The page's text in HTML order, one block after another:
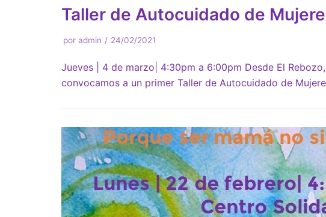
Taller de Autocuidado de
por admin 24/02/2021
Jueves | 4 de marzo| 4:30pm a 6:00pm Desde El
convocamos a un primer Taller de Autocuidado de